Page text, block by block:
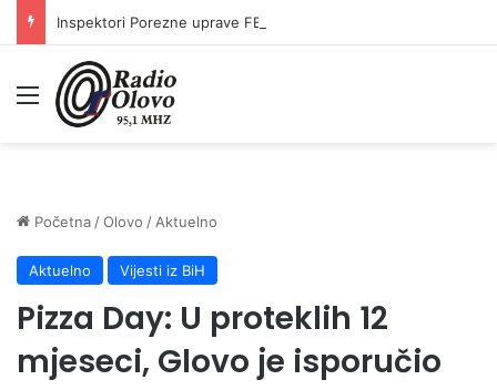
Meni
Početna /Olovo / Aktuelno
Aktuelno Vijesti iz BiH
Pizza Day: U proteklih 12
mjeseci, Glovo je isporučio